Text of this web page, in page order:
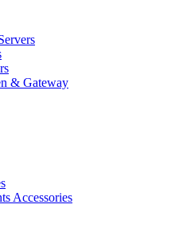
& Gateway
Accessories